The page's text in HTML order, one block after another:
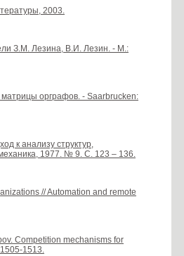
2003.
З.М. Лезина, В.И. Лезин. - М.:
орграфов. - Saarbrucken:
к анализу структур,
1977. № 9. С. 123 – 136.
// Automation and remote
Competition mechanisms for
1513.